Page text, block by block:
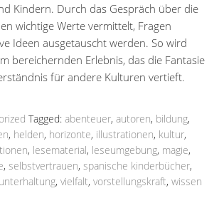
Kindern. Durch das Gespräch über die
wichtige Werte vermittelt, Fragen
Ideen ausgetauscht werden. So wird
bereichernden Erlebnis, das die Fantasie
für andere Kulturen vertieft.
Tagged: abenteuer, autoren, bildung,
, helden, horizonte, illustrationen, kultur,
, lesematerial, leseumgebung, magie,
, selbstvertrauen, spanische kinderbücher,
unterhaltung, vielfalt, vorstellungskraft, wissen